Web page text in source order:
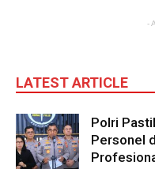
-
LATEST ARTICLE
Polri
Personel